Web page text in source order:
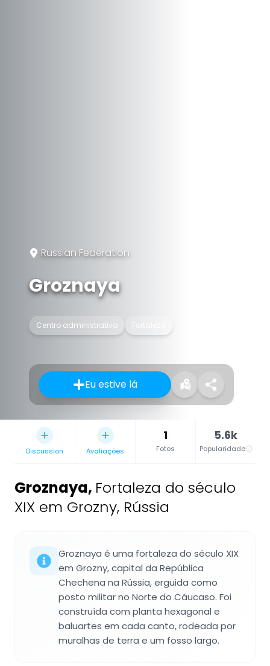
Russian Federation
Groznaya
Centro administrativo Fortaleza
Eu estive lá
Discussion Avaliações
1
Fotos
5.6k
Popularidade
Groznaya, Fortaleza do século
XIX em Grozny, Rússia
Groznaya é uma fortaleza do século XIX
em Grozny, capital da República
Chechena na Rússia, erguida como
posto militar no Norte do Cáucaso. Foi
construída com planta hexagonal e
baluartes em cada canto, rodeada por
muralhas de terra e um fosso largo.